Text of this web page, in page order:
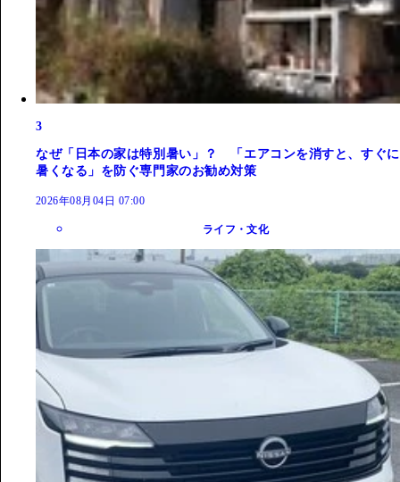
3
なぜ「日本の家は特別暑い」？ 「エアコンを消すと、すぐに
暑くなる」を防ぐ専門家のお勧め対策
2026年08月04日 07:00
ライフ・文化